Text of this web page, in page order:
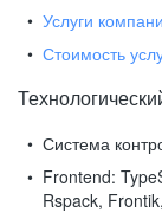
Услуги
Стоимость
Система
Frontend:
Rspack,